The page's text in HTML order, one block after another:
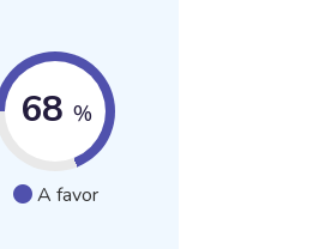
68 %
A favor